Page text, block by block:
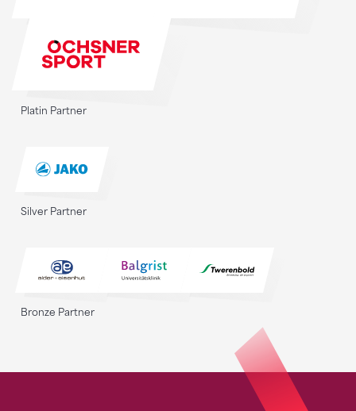
Platin Partner
Silver Partner
Bronze Partner